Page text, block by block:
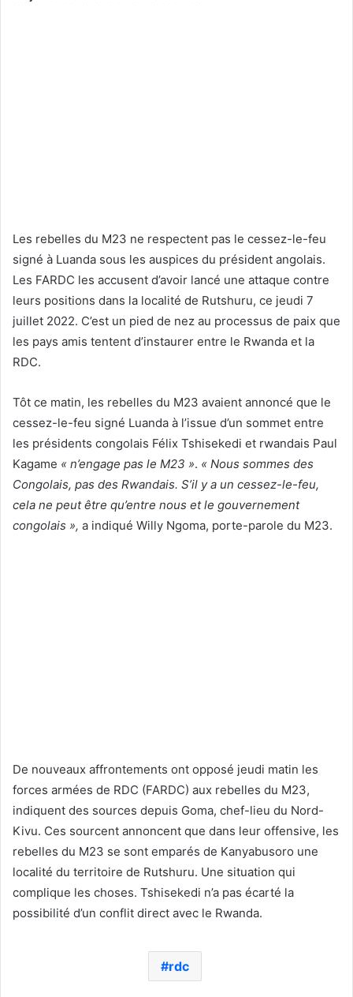
Les rebelles du M23 ne respectent pas le cessez-le-feu
signé à Luanda sous les auspices du président angolais.
Les FARDC les accusent d’avoir lancé une attaque contre
leurs positions dans la localité de Rutshuru, ce jeudi 7
juillet 2022. C’est un pied de nez au processus de paix que
les pays amis tentent d’instaurer entre le Rwanda et la
RDC.
Tôt ce matin, les rebelles du M23 avaient annoncé que le
cessez-le-feu signé Luanda à l’issue d’un sommet entre
les présidents congolais Félix Tshisekedi et rwandais Paul
Kagame « n’engage pas le M23 ». « Nous sommes des
Congolais, pas des Rwandais. S’il y a un cessez-le-feu,
cela ne peut être qu’entre nous et le gouvernement
congolais », a indiqué Willy Ngoma, porte-parole du M23.
De nouveaux affrontements ont opposé jeudi matin les
forces armées de RDC (FARDC) aux rebelles du M23,
indiquent des sources depuis Goma, chef-lieu du Nord-
Kivu. Ces sourcent annoncent que dans leur offensive, les
rebelles du M23 se sont emparés de Kanyabusoro une
localité du territoire de Rutshuru. Une situation qui
complique les choses. Tshisekedi n’a pas écarté la
possibilité d’un conflit direct avec le Rwanda.
rdc